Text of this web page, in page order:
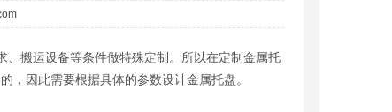
搬运设备等条件做特殊定制。所以在定制金属托
，因此需要根据具体的参数设计金属托盘。